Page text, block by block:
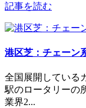
記事を読む
港区芝：チェーン
全国展開している
駅のロータリーの
業界2...